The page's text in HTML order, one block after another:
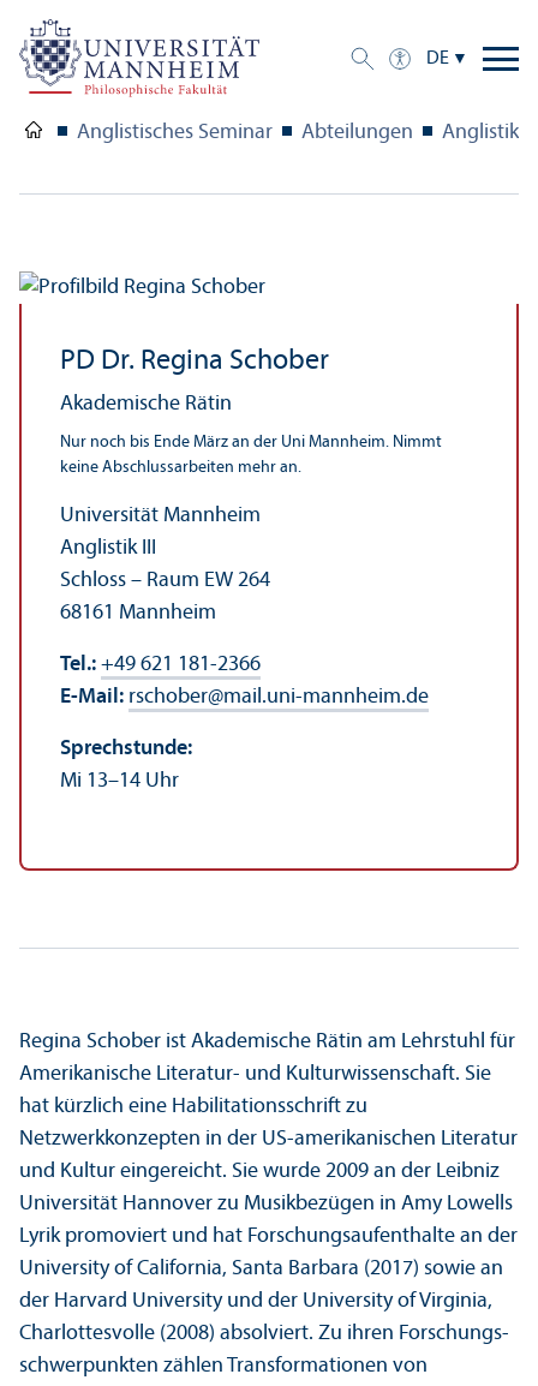
DE
Anglistisches Seminar Abteilungen Anglistik III
PD Dr. Regina Schober
Akademische Rätin
Nur noch bis Ende März an der Uni Mannheim. Nimmt
keine Abschlussarbeiten mehr an.
Universität Mannheim
Anglistik III
Schloss – Raum EW 264
68161 Mannheim
Tel.: +49 621 181-2366
E-Mail: rschober@mail.uni-mannheim.de
Sprechstunde:
Mi 13–14 Uhr
Regina Schober ist Akademische Rätin am Lehr­stuhl für
Amerikanische Literatur- und Kultur­wissenschaft. Sie
hat kürzlich eine Habilitations­schrift zu
Netzwerkkonzepten in der US-amerikanischen Literatur
und Kultur eingereicht. Sie wurde 2009 an der Leibniz
Universität Hannover zu Musikbezügen in Amy Lowells
Lyrik promoviert und hat Forschungs­aufenthalte an der
University of California, Santa Barbara (2017) sowie an
der Harvard University und der University of Virginia,
Charlottesvolle (2008) absolviert. Zu ihren Forschungs­
schwerpunkten zählen Trans­formationen von